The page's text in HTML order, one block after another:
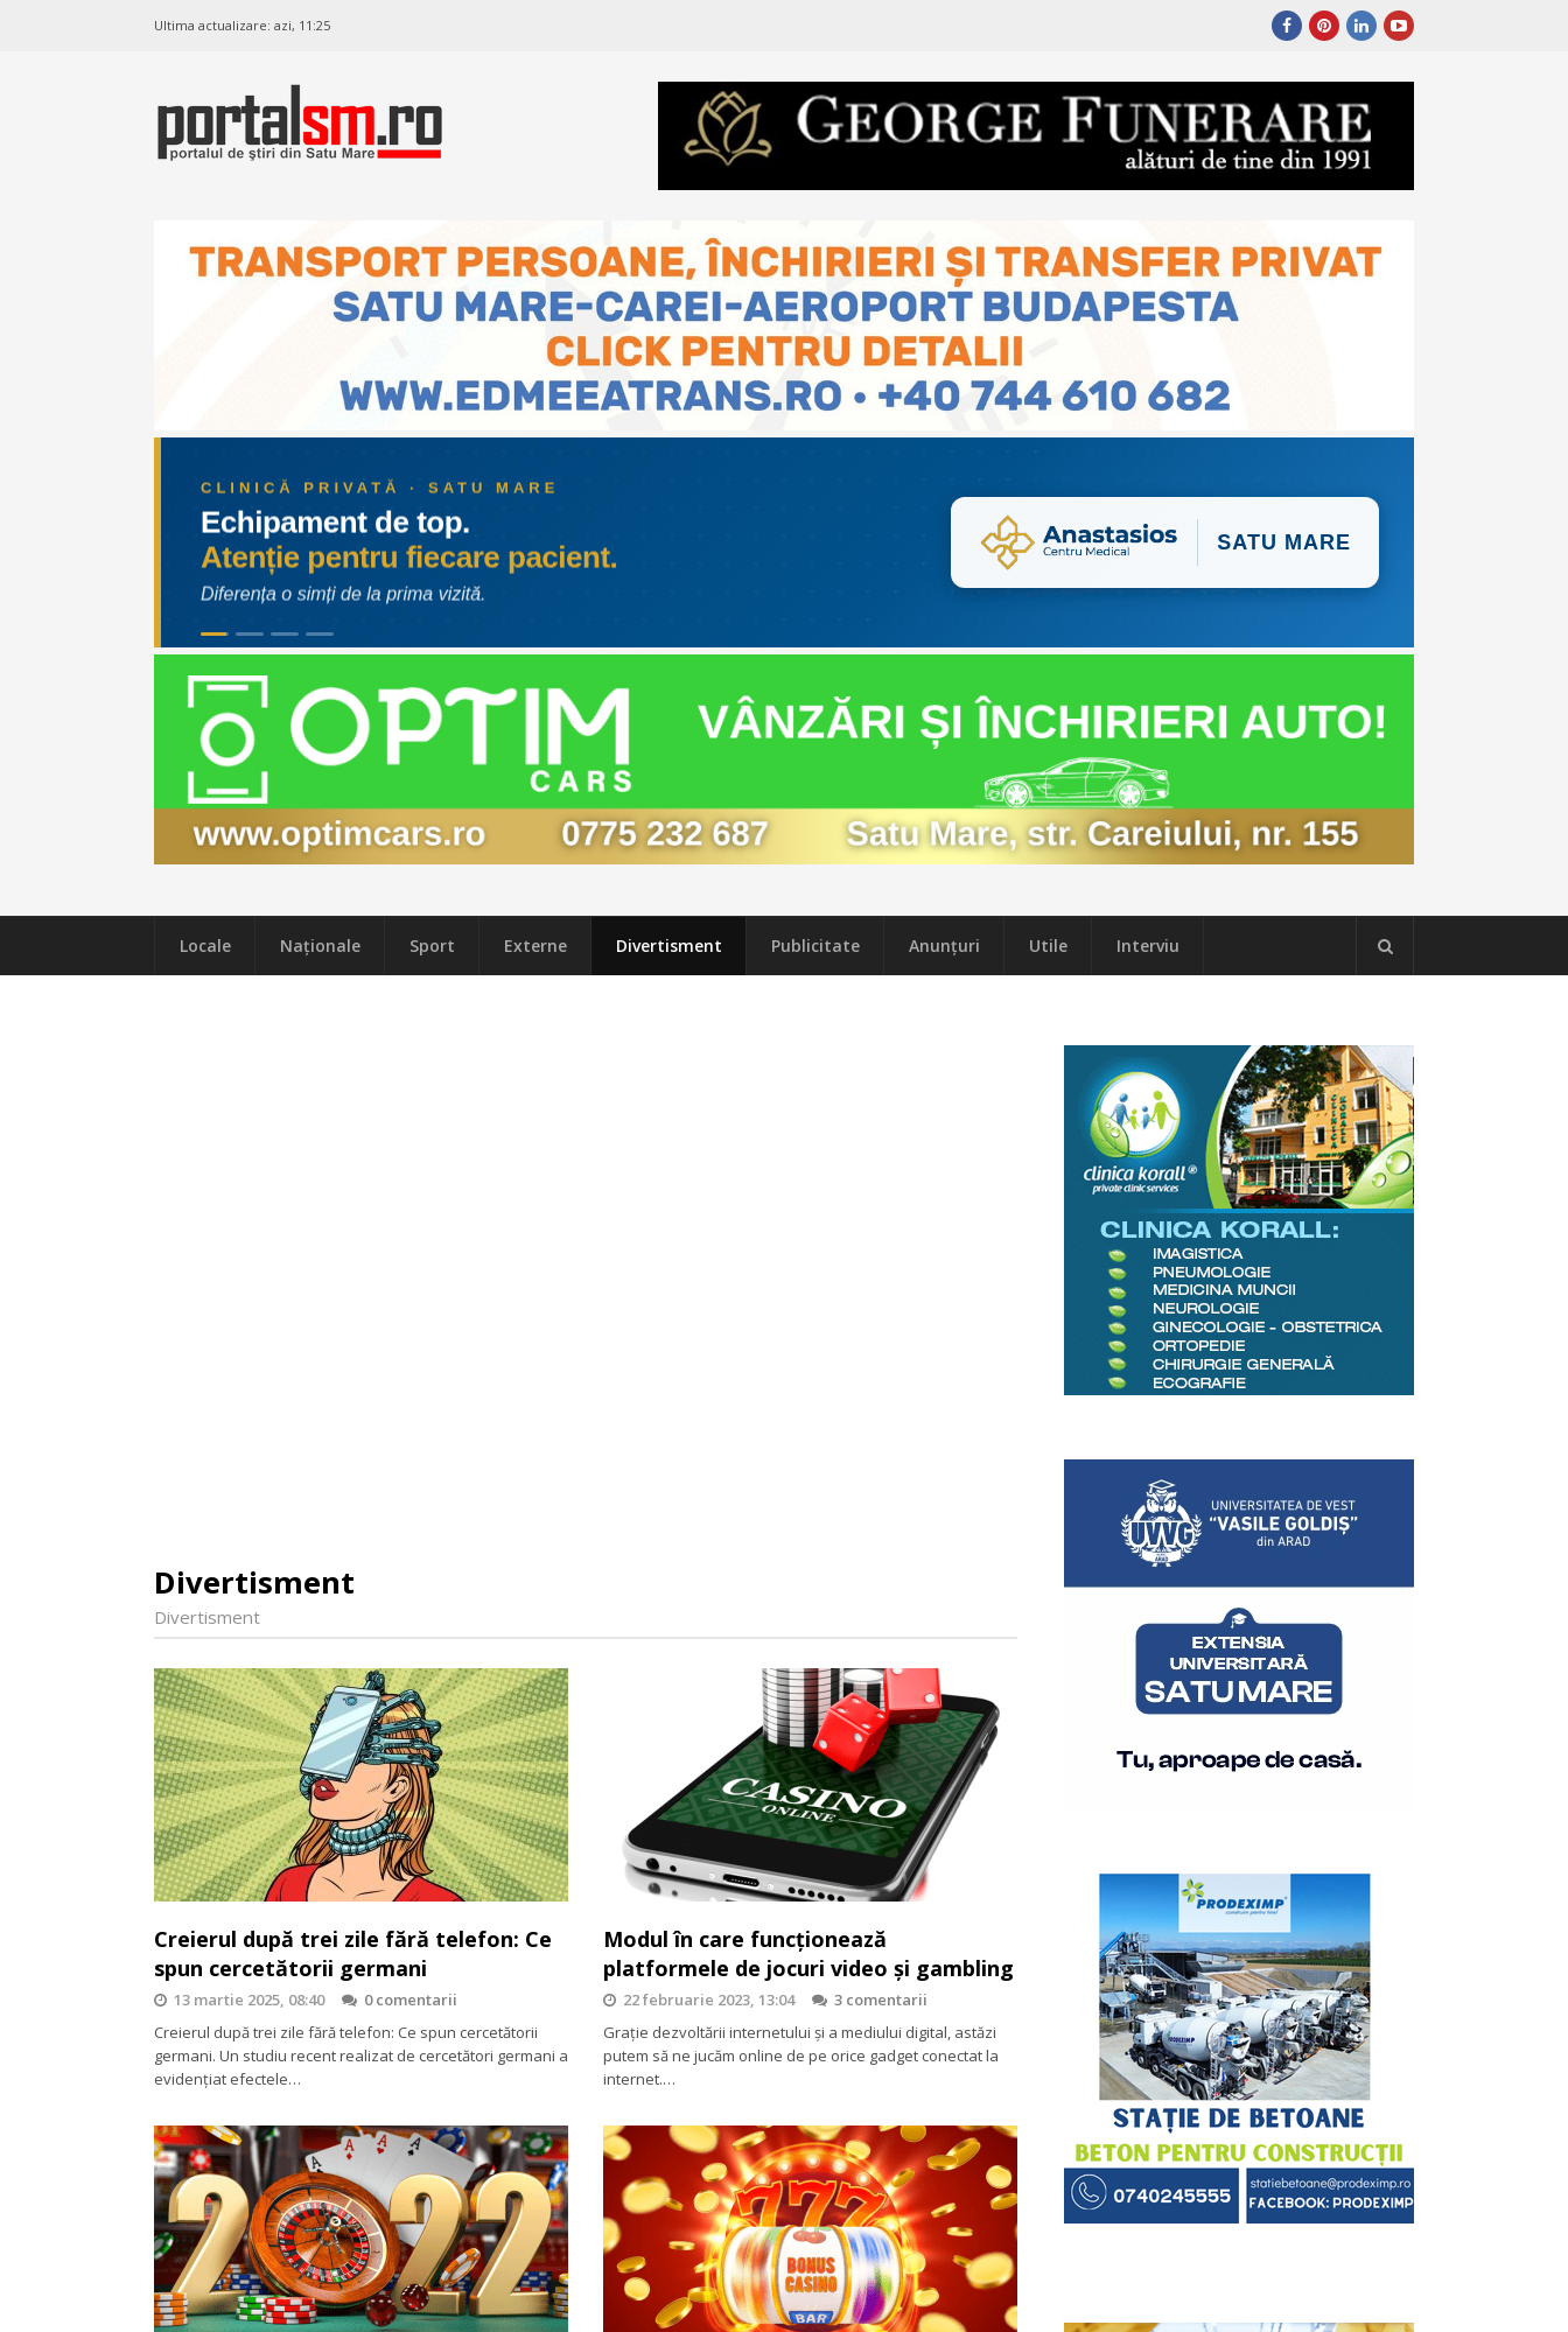
Ultima actualizare: azi, 11:25
Locale Naţionale Sport Externe Divertisment Publicitate Anunțuri Utile Interviu
Divertisment
Divertisment
Creierul după trei zile fără telefon: Ce
spun cercetătorii germani
13 martie 2025, 08:40
0 comentarii
Creierul după trei zile fără telefon: Ce spun cercetătorii
germani. Un studiu recent realizat de cercetători germani a
evidențiat efectele…
Modul în care funcționează
platformele de jocuri video și gambling
22 februarie 2023, 13:04
3 comentarii
Grație dezvoltării internetului și a mediului digital, astăzi
putem să ne jucăm online de pe orice gadget conectat la
internet.…